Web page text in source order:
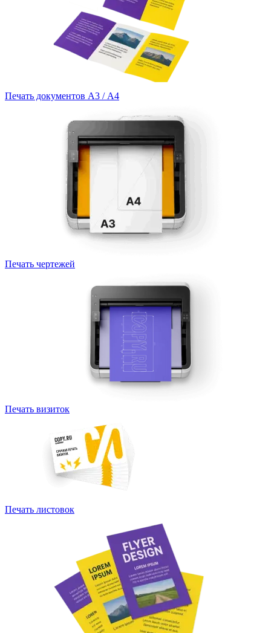
Печать документов А3 / А4
Печать чертежей
Печать визиток
Печать листовок